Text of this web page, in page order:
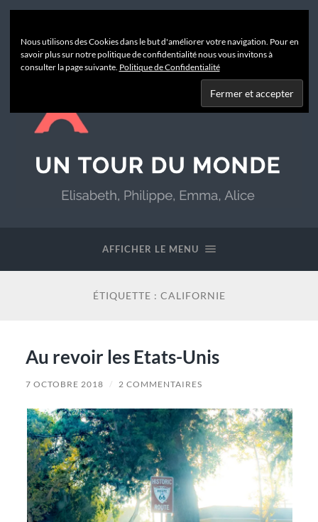
AFFICHER LE MENU
ÉTIQUETTE : CALIFORNIE
Au revoir les Etats-Unis
7 OCTOBRE 2018 / 2 COMMENTAIRES
Nous utilisons des Cookies dans le but d'améliorer votre navigation. Pour en
savoir plus sur notre politique de confidentialité nous vous invitons à
consulter la page suivante. Politique de Confidentialité